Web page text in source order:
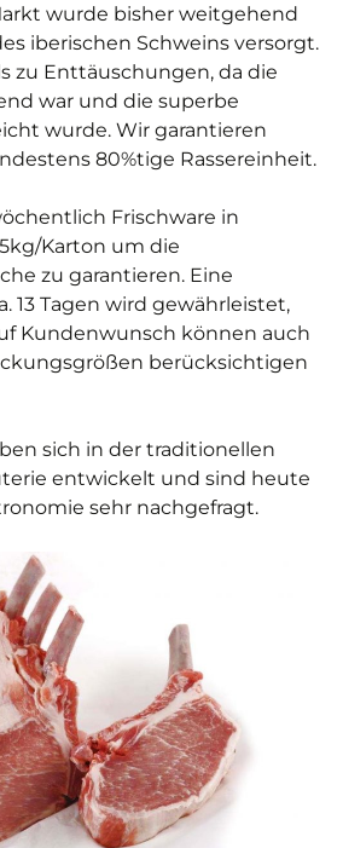
wurde bisher weitgehend
iberischen Schweins versorgt.
zu Enttäuschungen, da die
war und die superbe
wurde. Wir garantieren
80%tige Rassereinheit.
Frischware in
Karton um die
zu garantieren. Eine
13 Tagen wird gewährleistet,
Kundenwunsch können auch
berücksichtigen
sich in der traditionellen
entwickelt und sind heute
sehr nachgefragt.